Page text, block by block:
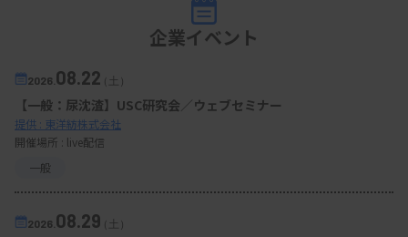
企業イベント
2026. 08.22（土）
【一般：尿沈渣】USC研究会／ウェブセミナー
提供 : 東洋紡株式会社
開催場所 : live配信
一般
2026. 08.29 （土）